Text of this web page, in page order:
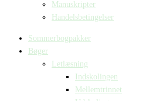
Manuskripter
Handelsbetingelser
Sommerbogpakker
Bøger
Letlæsning
Indskolingen
Mellemtrinnet